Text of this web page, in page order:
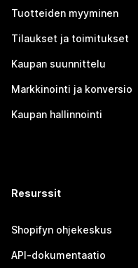
Tuotteiden myyminen
Tilaukset ja toimitukset
Kaupan suunnittelu
Markkinointi ja konversio
Kaupan hallinnointi
Resurssit
Shopifyn ohjekeskus
API-dokumentaatio